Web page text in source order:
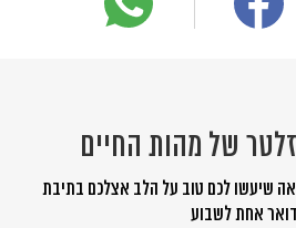
של מהות החיים
שיעשו לכם טוב על הלב אצלכם בתיבת
אחת לשבוע